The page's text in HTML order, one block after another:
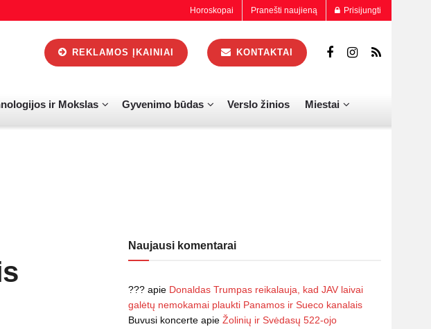
Horoskopai Pranešti naujieną Prisijungti
REKLAMOS ĮKAINIAI KONTAKTAI
ir Mokslas Gyvenimo būdas Verslo žinios Miestai
Naujausi komentarai
??? apie Donaldas Trumpas reikalauja, kad JAV laivai
galėtų nemokamai plaukti Panamos ir Sueco kanalais
Buvusi koncerte apie Žolinių ir Svėdasų 522-ojo